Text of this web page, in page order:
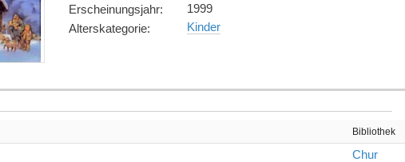
Erscheinungsjahr:
1999
Alterskategorie: Kinder
Bibliothek
Chur